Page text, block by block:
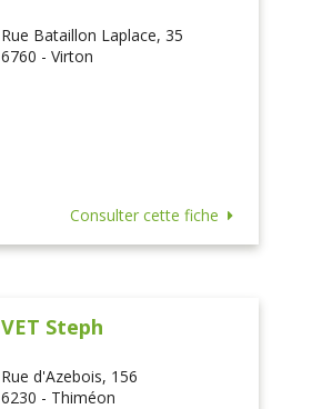
Rue Bataillon Laplace, 35
6760 - Virton
Consulter cette fiche
VET Steph
Rue d'Azebois, 156
6230 - Thiméon